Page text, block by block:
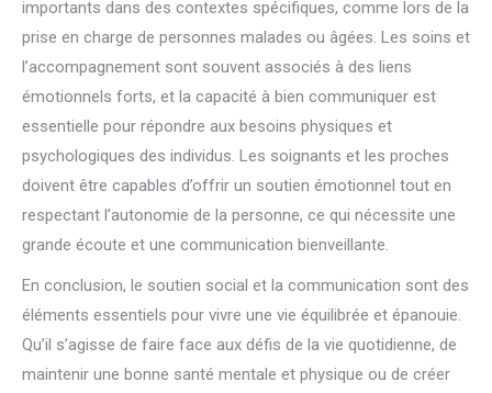
importants dans des contextes spécifiques, comme lors de la
prise en charge de personnes malades ou âgées. Les soins et
l’accompagnement sont souvent associés à des liens
émotionnels forts, et la capacité à bien communiquer est
essentielle pour répondre aux besoins physiques et
psychologiques des individus. Les soignants et les proches
doivent être capables d’offrir un soutien émotionnel tout en
respectant l’autonomie de la personne, ce qui nécessite une
grande écoute et une communication bienveillante.
En conclusion, le soutien social et la communication sont des
éléments essentiels pour vivre une vie équilibrée et épanouie.
Qu’il s’agisse de faire face aux défis de la vie quotidienne, de
maintenir une bonne santé mentale et physique ou de créer